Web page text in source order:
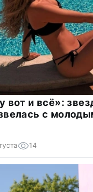
вот и всё»:
с
14